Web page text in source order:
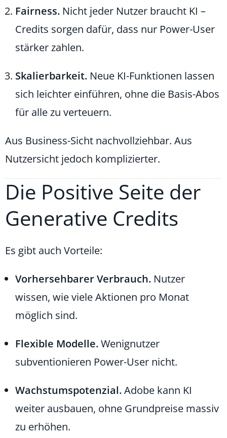
Fairness. Nicht jeder Nutzer braucht KI –
Credits sorgen dafür, dass nur Power-User
stärker zahlen.
Skalierbarkeit. Neue KI-Funktionen lassen
sich leichter einführen, ohne die Basis-Abos
für alle zu verteuern.
Aus Business-Sicht nachvollziehbar. Aus
Nutzersicht jedoch komplizierter.
Die Positive Seite der
Generative Credits
Es gibt auch Vorteile:
Vorhersehbarer Verbrauch. Nutzer
wissen, wie viele Aktionen pro Monat
möglich sind.
Flexible Modelle.Wenignutzer
subventionieren Power-User nicht.
Wachstumspotenzial.Adobe kann KI
weiter ausbauen, ohne Grundpreise massiv
zu erhöhen.